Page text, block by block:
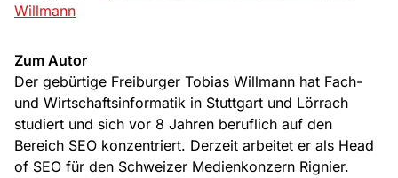
Willmann
Zum Autor
Der gebürtige Freiburger Tobias Willmann hat Fach-
und Wirtschaftsinformatik in Stuttgart und Lörrach
studiert und sich vor 8 Jahren beruflich auf den
Bereich SEO konzentriert. Derzeit arbeitet er als Head
of SEO für den Schweizer Medienkonzern Rignier.